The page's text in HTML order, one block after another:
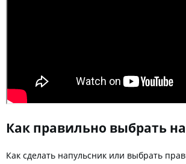
Как правильно выбрать
Как сделать напульсник или выбрать